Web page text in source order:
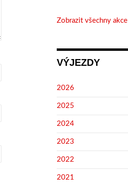
Zobrazit všechny akce
VÝJEZDY
2026
2025
2024
2023
2022
2021